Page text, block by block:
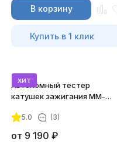
В корзину
Купить в 1 клик
хит
Автономный тестер
катушек зажигания ММ-
комплект)
5.0 (3)
от 9 190 ₽